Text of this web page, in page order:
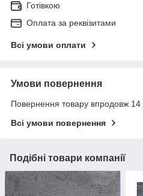
Готівкою
Оплата за реквізитами
Всі умови оплати
Умови повернення
Повернення товару впродовж 14
Всі умови повернення
Подібні товари компанії